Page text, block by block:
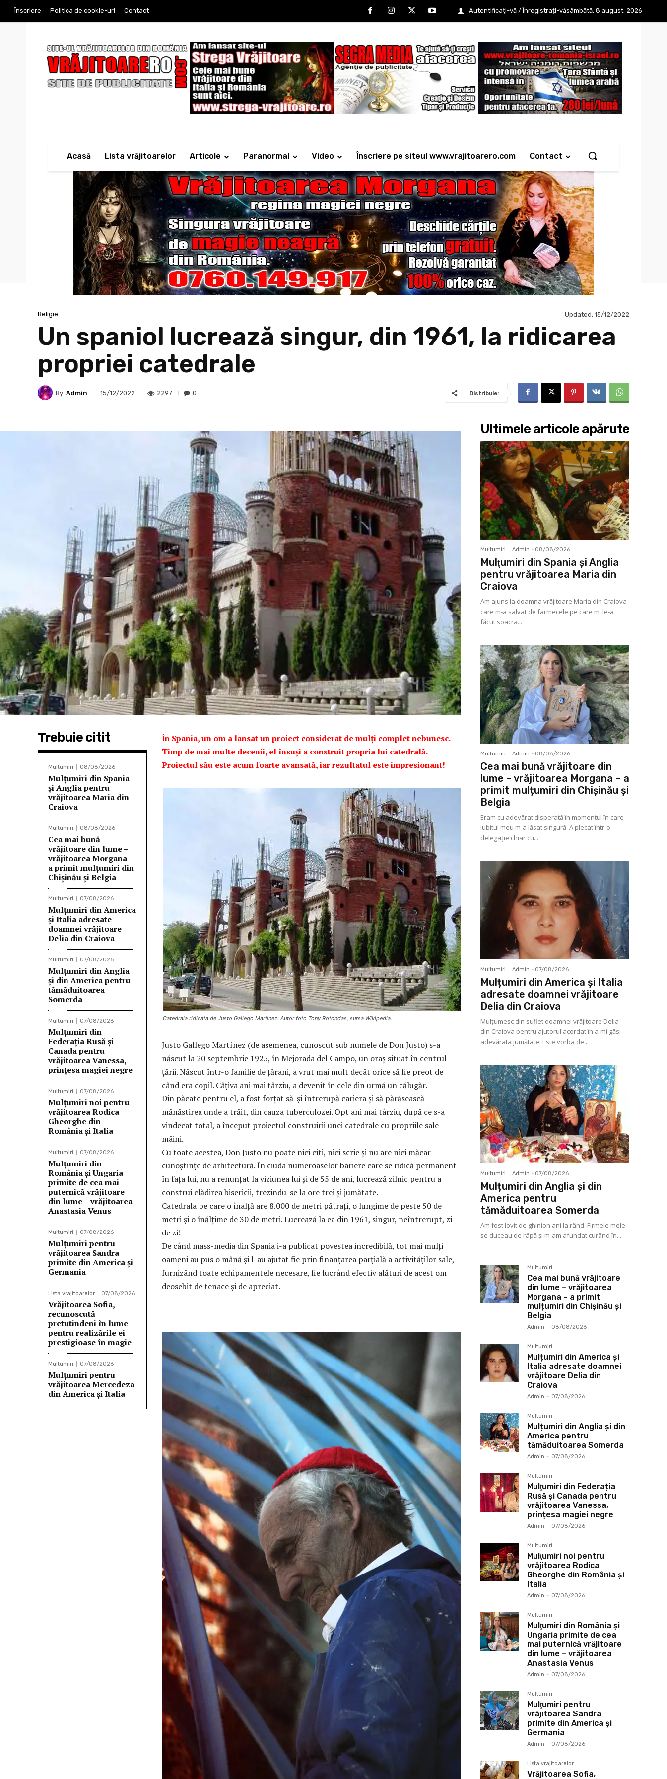
sâmbătă, 8 august, 2026
Înscriere Politica de cookie-uri Contact Autentificați-vă / Înregistrați-vă
Acasă Lista vrăjitoarelor Articole Paranormal Video Înscriere pe siteul www.vrajitoarero.com Contact
Religie Updated: 15/12/2022
Un spaniol lucrează singur, din 1961, la ridicarea
propriei catedrale
By Admin 15/12/2022 2297 0 Distribuie:
Trebuie citit
Multumiri 08/08/2026
Mulţumiri din Spania
şi Anglia pentru
vrăjitoarea Maria din
Craiova
Multumiri 08/08/2026
Cea mai bună
vrăjitoare din lume –
vrăjitoarea Morgana –
a primit mulțumiri din
Chișinău și Belgia
Multumiri 07/08/2026
Mulțumiri din America
și Italia adresate
doamnei vrăjitoare
Delia din Craiova
Multumiri 07/08/2026
Mulțumiri din Anglia
și din America pentru
tămăduitoarea
Somerda
Multumiri 07/08/2026
Mulţumiri din
Federația Rusă și
Canada pentru
vrăjitoarea Vanessa,
prințesa magiei negre
Multumiri 07/08/2026
Mulţumiri noi pentru
vrăjitoarea Rodica
Gheorghe din
România și Italia
Multumiri 07/08/2026
Mulţumiri din
România și Ungaria
primite de cea mai
puternică vrăjitoare
din lume – vrăjitoarea
Anastasia Venus
Multumiri 07/08/2026
Mulţumiri pentru
vrăjitoarea Sandra
primite din America și
Germania
Lista vrajitoarelor 07/08/2026
Vrăjitoarea Sofia,
recunoscută
pretutindeni în lume
pentru realizările ei
prestigioase în magie
Multumiri 07/08/2026
Mulțumiri pentru
vrăjitoarea Mercedeza
din America și Italia
În Spania, un om a lansat un proiect considerat de mulţi complet nebunesc.
Timp de mai multe decenii, el însuși a construit propria lui catedrală.
Proiectul său este acum foarte avansată, iar rezultatul este impresionant!
Catedrala ridicata de Justo Gallego Martínez. Autor foto Tony Rotondas, sursa Wikipedia.
Justo Gallego Martínez (de asemenea, cunoscut sub numele de Don Justo) s-a
născut la 20 septembrie 1925, în Mejorada del Campo, un oraș situat în centrul
ţării. Născut într-o familie de țărani, a vrut mai mult decât orice să fie preot de
când era copil. Câțiva ani mai târziu, a devenit în cele din urmă un călugăr.
Din păcate pentru el, a fost forțat să-şi întrerupă cariera și să părăsească
mănăstirea unde a trăit, din cauza tuberculozei. Opt ani mai târziu, după ce s-a
vindecat total, a început proiectul construirii unei catedrale cu propriile sale
mâini.
Cu toate acestea, Don Justo nu poate nici citi, nici scrie și nu are nici măcar
cunoștințe de arhitectură. În ciuda numeroaselor bariere care se ridică permanent
în fața lui, nu a renunţat la viziunea lui și de 55 de ani, lucrează zilnic pentru a
construi clădirea bisericii, trezindu-se la ore trei şi jumătate.
Catedrala pe care o înalţă are 8.000 de metri pătraţi, o lungime de peste 50 de
metri şi o înălţime de 30 de metri. Lucrează la ea din 1961, singur, neîntrerupt, zi
de zi!
De când mass-media din Spania i-a publicat povestea incredibilă, tot mai mulți
oameni au pus o mână şi l-au ajutat fie prin finanțarea parțială a activităților sale,
furnizând toate echipamentele necesare, fie lucrând efectiv alături de acest om
deosebit de tenace şi de apreciat.
Ultimele articole apărute
Multumiri Admin - 08/08/2026
Mulţumiri din Spania şi Anglia
pentru vrăjitoarea Maria din
Craiova
Am ajuns la doamna vrăjitoare Maria din Craiova
care m-a salvat de farmecele pe care mi le-a
făcut soacra...
Multumiri Admin - 08/08/2026
Cea mai bună vrăjitoare din
lume – vrăjitoarea Morgana – a
primit mulțumiri din Chișinău și
Belgia
Eram cu adevărat disperată în momentul în care
iubitul meu m-a lăsat singură. A plecat într-o
delegaţie chiar cu...
Multumiri Admin - 07/08/2026
Mulțumiri din America și Italia
adresate doamnei vrăjitoare
Delia din Craiova
Mulţumesc din suflet doamnei vrăjitoare Delia
din Craiova pentru ajutorul acordat în a-mi găsi
adevărata jumătate. Este vorba de...
Multumiri Admin - 07/08/2026
Mulțumiri din Anglia și din
America pentru
tămăduitoarea Somerda
Am fost lovit de ghinion ani la rând. Firmele mele
se duceau de râpă şi m-am afundat curând în...
Multumiri
Cea mai bună vrăjitoare
din lume – vrăjitoarea
Morgana – a primit
mulțumiri din Chișinău și
Belgia
Admin - 08/08/2026
Multumiri
Mulțumiri din America și
Italia adresate doamnei
vrăjitoare Delia din
Craiova
Admin - 07/08/2026
Multumiri
Mulțumiri din Anglia și din
America pentru
tămăduitoarea Somerda
Admin - 07/08/2026
Multumiri
Mulţumiri din Federația
Rusă și Canada pentru
vrăjitoarea Vanessa,
prințesa magiei negre
Admin - 07/08/2026
Multumiri
Mulţumiri noi pentru
vrăjitoarea Rodica
Gheorghe din România și
Italia
Admin - 07/08/2026
Multumiri
Mulţumiri din România și
Ungaria primite de cea
mai puternică vrăjitoare
din lume – vrăjitoarea
Anastasia Venus
Admin - 07/08/2026
Multumiri
Mulţumiri pentru
vrăjitoarea Sandra
primite din America și
Germania
Admin - 07/08/2026
Lista vrajitoarelor
Vrăjitoarea Sofia,